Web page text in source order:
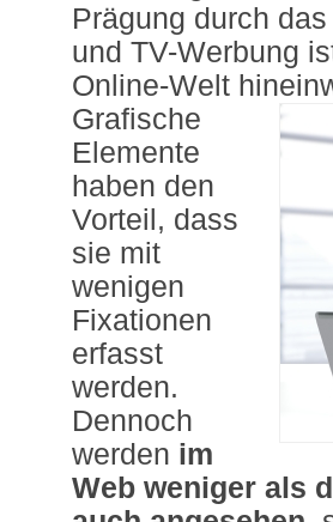
Prägung durch
und TV-Werbung
Online-Welt
Grafische
Elemente
haben den
Vorteil, dass
sie mit
wenigen
Fixationen
erfasst
werden.
Dennoch
werden im
Web weniger als